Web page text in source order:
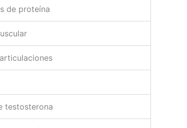
de proteína
testosterona